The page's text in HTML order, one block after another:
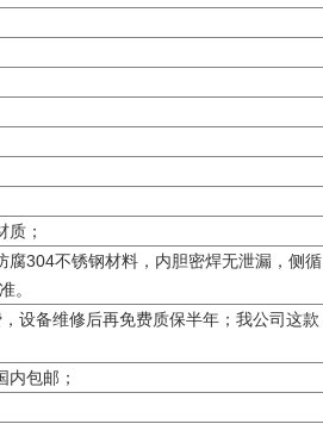
；
304不锈钢材料，内胆密焊无泄漏，侧循
。
设备维修后再免费质保半年；我公司这款
包邮；